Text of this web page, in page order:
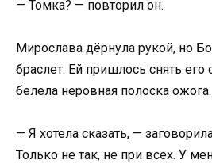
— Томка? — повторил он.
Мирослава дёрнула рукой, но
браслет. Ей пришлось снять его
белела неровная полоска ожога.
— Я хотела сказать, —
Только не так, не при всех. У